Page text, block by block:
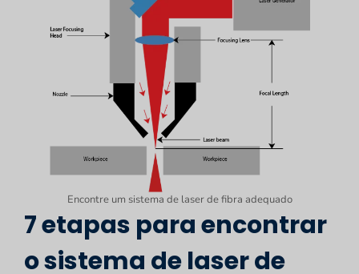
Encontre um sistema de laser de fibra adequado
7 etapas para encontrar
o sistema de laser de